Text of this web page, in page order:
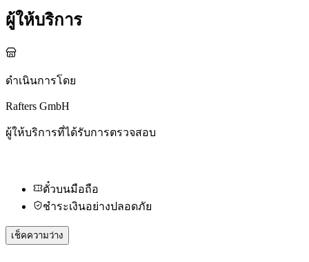
ผู้ให้บริการ
ดำเนินการโดย
Rafters GmbH
ผู้ให้บริการที่ได้รับการตรวจสอบ
ตั๋วบนมือถือ
ชำระเงินอย่างปลอดภัย
เช็คความว่าง